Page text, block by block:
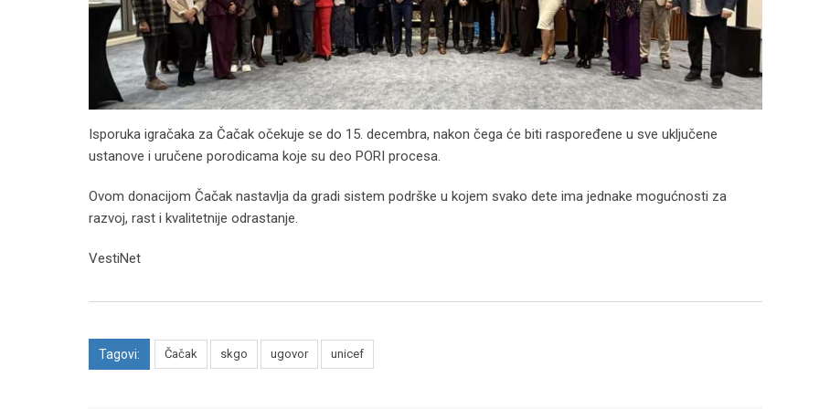
Isporuka igračaka za Čačak očekuje se do 15. decembra, nakon čega će biti raspoređene u sve uključene
ustanove i uručene porodicama koje su deo PORI procesa.
Ovom donacijom Čačak nastavlja da gradi sistem podrške u kojem svako dete ima jednake mogućnosti za
razvoj, rast i kvalitetnije odrastanje.
VestiNet
Tagovi: Čačak skgo ugovor unicef